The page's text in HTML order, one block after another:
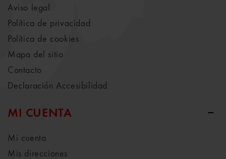
Aviso legal
Política de privacidad
Política de cookies
Mapa del sitio
Contacto
Declaración Accesibilidad
MI CUENTA
Mi cuenta
Mis direcciones